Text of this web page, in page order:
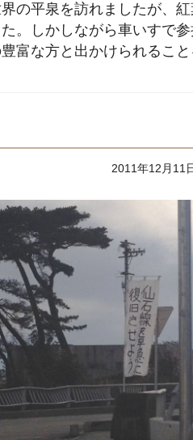
の平泉を訪れましたが、
。しかしながら車いすで
富な方と出かけられること
2011年12月